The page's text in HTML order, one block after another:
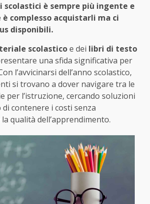
scolastici è sempre più ingente e
complesso acquistarli ma ci
disponibili.
scolasticoe dei libri di testo
una sfida significativa per
l’avvicinarsi dell’anno scolastico,
si trovano a dover navigare tra le
per l’istruzione, cercando soluzioni
contenere i costi senza
qualità dell’apprendimento.